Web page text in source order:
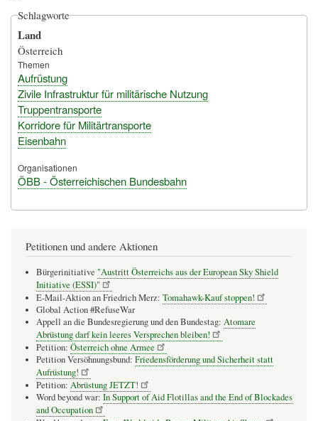
Schlagworte
Land
Österreich
Themen
Aufrüstung
Zivile Infrastruktur für militärische Nutzung
Truppentransporte
Korridore für Militärtransporte
Eisenbahn
Organisationen
ÖBB - Österreichischen Bundesbahn
Petitionen und andere Aktionen
Bürgerinitiative "Austritt Österreichs aus der European Sky Shield
Initiative (ESSI)"
E-Mail-Aktion an Friedrich Merz: Tomahawk-Kauf stoppen!
Global Action #RefuseWar
Appell an die Bundesregierung und den Bundestag: Atomare
Abrüstung darf kein leeres Versprechen bleiben!
Petition: Österreich ohne Armee
Petition Versöhnungsbund: Friedensförderung und Sicherheit statt
Aufrüstung!
Petition: Abrüstung JETZT!
Word beyond war: In Support of Aid Flotillas and the End of Blockades
and Occupation